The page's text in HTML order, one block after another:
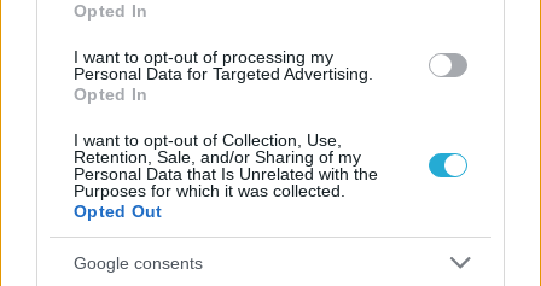
Opted In
I want to opt-out of processing my
Personal Data for Targeted Advertising.
Opted In
I want to opt-out of Collection, Use,
Retention, Sale, and/or Sharing of my
Personal Data that Is Unrelated with the
Purposes for which it was collected.
Opted Out
Google consents